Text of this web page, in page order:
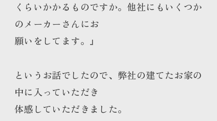
くらいかかるものですか。他社にもいくつか
のメーカーさんにお
願いをしてます。』
というお話でしたので、弊社の建てたお家の
中に入っていただき
体感していただきました。